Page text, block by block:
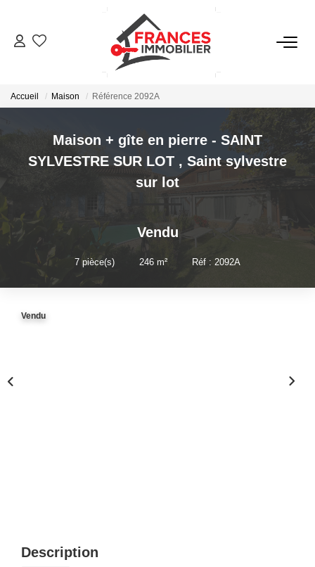
GESTION LOCATIVE
NOTRE AGENCE
Accueil Maison Référence 2092A
Maison + gîte en pierre - SAINT
SYLVESTRE SUR LOT , Saint sylvestre
sur lot
Vendu
7 pièce(s) 246 m² Réf : 2092A
Vendu
Description